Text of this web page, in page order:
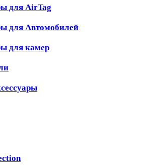
для AirTag
для Автомобилей
для камер